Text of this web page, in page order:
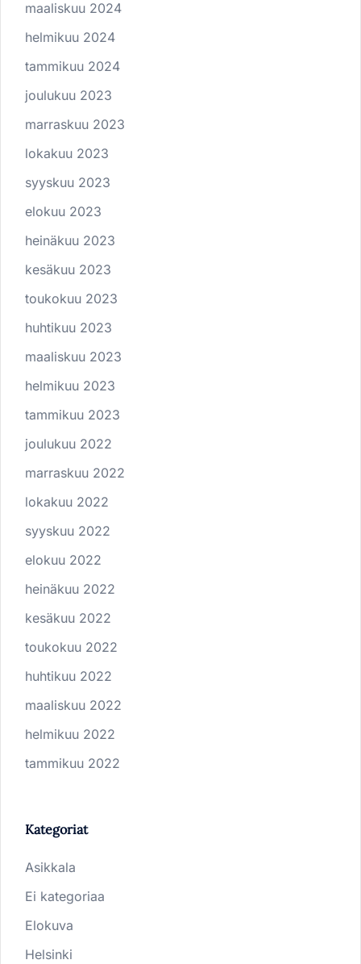
maaliskuu 2024
helmikuu 2024
tammikuu 2024
joulukuu 2023
marraskuu 2023
lokakuu 2023
syyskuu 2023
elokuu 2023
heinäkuu 2023
kesäkuu 2023
toukokuu 2023
huhtikuu 2023
maaliskuu 2023
helmikuu 2023
tammikuu 2023
joulukuu 2022
marraskuu 2022
lokakuu 2022
syyskuu 2022
elokuu 2022
heinäkuu 2022
kesäkuu 2022
toukokuu 2022
huhtikuu 2022
maaliskuu 2022
helmikuu 2022
tammikuu 2022
Kategoriat
Asikkala
Ei kategoriaa
Elokuva
Helsinki